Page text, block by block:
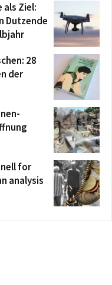
als Ziel:
Dutzende
28
der
for
analysis